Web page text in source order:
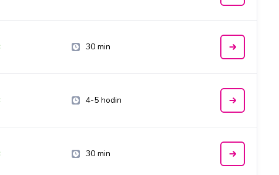
30 min
4-5 hodin
30 min